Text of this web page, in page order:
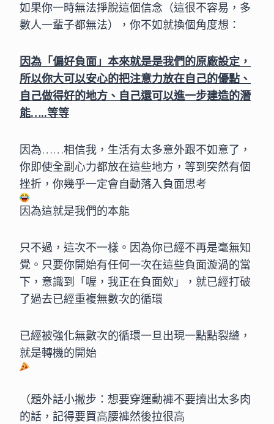
如果你一時無法掙脫這個信念（這很不容易，多
數人一輩子都無法），你不如就換個角度想：
因為「偏好負面」本來就是是我們的原廠設定，
所以你大可以安心的把注意力放在自己的優點、
自己做得好的地方、自己還可以進一步建造的潛
能…..等等
因為……相信我，生活有太多意外跟不如意了，
你即使全副心力都放在這些地方，等到突然有個
挫折，你幾乎一定會自動落入負面思考
因為這就是我們的本能
只不過，這次不一樣。因為你已經不再是毫無知
覺。只要你開始有任何一次在這些負面漩渦的當
下，意識到「喔，我正在負面欸」，就已經打破
了過去已經重複無數次的循環
已經被強化無數次的循環一旦出現一點點裂縫，
就是轉機的開始
（題外話小撇步：想要穿運動褲不要擠出太多肉
的話，記得要買高腰褲然後拉很高